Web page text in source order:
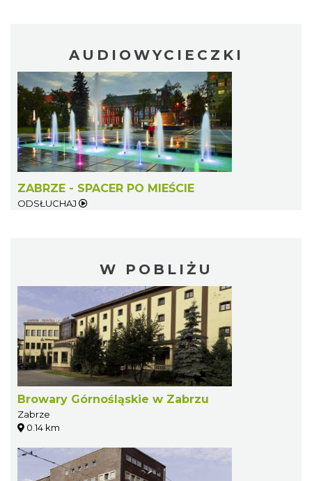
AUDIOWYCIECZKI
ZABRZE - SPACER PO MIEŚCIE
ODSŁUCHAJ
W POBLIŻU
Browary Górnośląskie w Zabrzu
Zabrze
0.14 km